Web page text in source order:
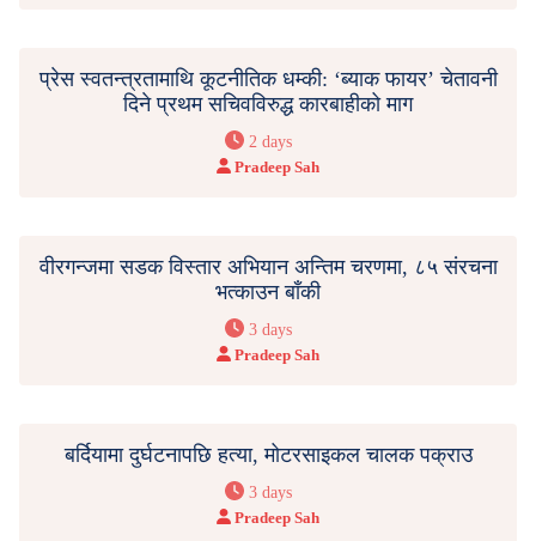
प्रेस स्वतन्त्रतामाथि कूटनीतिक धम्की: ‘ब्याक फायर’ चेतावनी
दिने प्रथम सचिवविरुद्ध कारबाहीको माग
2 days
Pradeep Sah
वीरगन्जमा सडक विस्तार अभियान अन्तिम चरणमा, ८५ संरचना
भत्काउन बाँकी
3 days
Pradeep Sah
बर्दियामा दुर्घटनापछि हत्या, मोटरसाइकल चालक पक्राउ
3 days
Pradeep Sah